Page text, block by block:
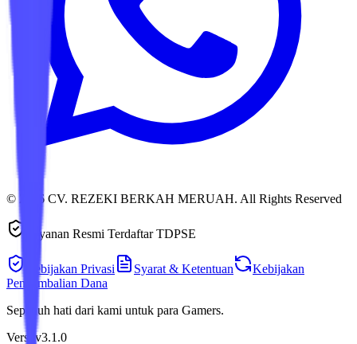
© 2026 CV. REZEKI BERKAH MERUAH. All Rights Reserved
Layanan Resmi Terdaftar TDPSE
Kebijakan Privasi Syarat & Ketentuan
Kebijakan
Pengembalian Dana
Sepenuh hati dari kami untuk para Gamers.
Versi v3.1.0